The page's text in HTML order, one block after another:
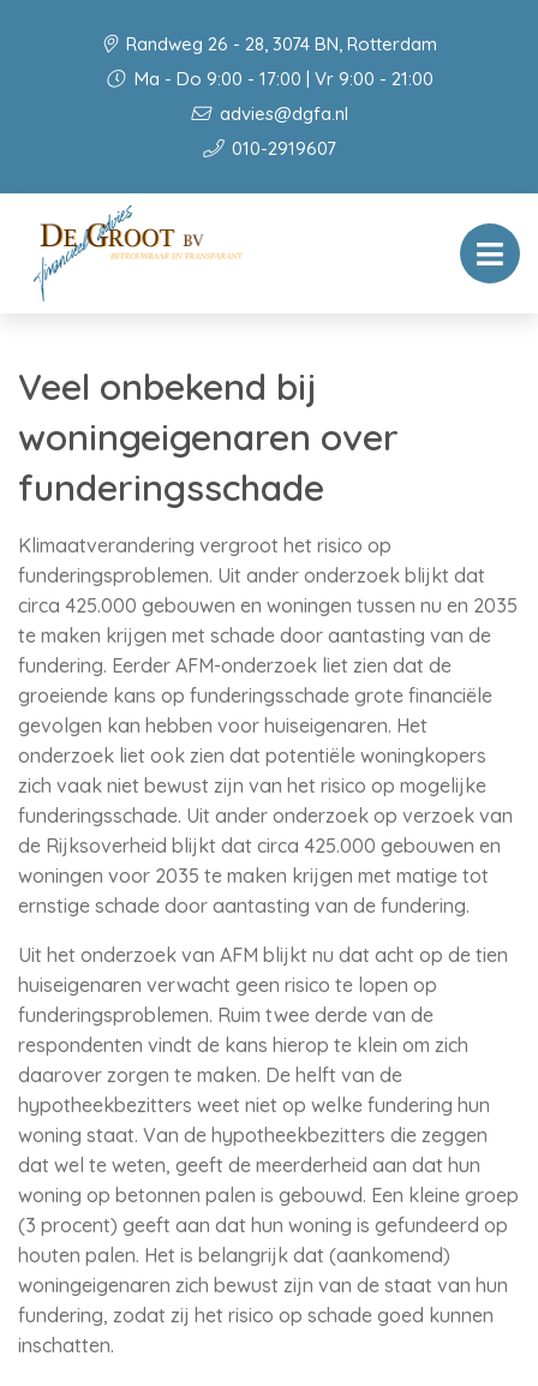
Randweg 26 - 28, 3074 BN, Rotterdam
Ma - Do 9:00 - 17:00 | Vr 9:00 - 21:00
advies@dgfa.nl
010-2919607
Veel onbekend bij
woningeigenaren over
funderingsschade
Klimaatverandering vergroot het risico op
funderingsproblemen. Uit ander onderzoek blijkt dat
circa 425.000 gebouwen en woningen tussen nu en 2035
te maken krijgen met schade door aantasting van de
fundering. Eerder AFM-onderzoek liet zien dat de
groeiende kans op funderingsschade grote financiële
gevolgen kan hebben voor huiseigenaren. Het
onderzoek liet ook zien dat potentiële woningkopers
zich vaak niet bewust zijn van het risico op mogelijke
funderingsschade. Uit ander onderzoek op verzoek van
de Rijksoverheid blijkt dat circa 425.000 gebouwen en
woningen voor 2035 te maken krijgen met matige tot
ernstige schade door aantasting van de fundering.
Uit het onderzoek van AFM blijkt nu dat acht op de tien
huiseigenaren verwacht geen risico te lopen op
funderingsproblemen. Ruim twee derde van de
respondenten vindt de kans hierop te klein om zich
daarover zorgen te maken. De helft van de
hypotheekbezitters weet niet op welke fundering hun
woning staat. Van de hypotheekbezitters die zeggen
dat wel te weten, geeft de meerderheid aan dat hun
woning op betonnen palen is gebouwd. Een kleine groep
(3 procent) geeft aan dat hun woning is gefundeerd op
houten palen. Het is belangrijk dat (aankomend)
woningeigenaren zich bewust zijn van de staat van hun
fundering, zodat zij het risico op schade goed kunnen
inschatten.